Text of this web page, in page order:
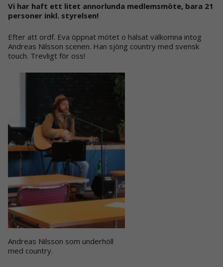
Vi har haft ett litet annorlunda medlemsmöte, bara 21
personer inkl. styrelsen!
Efter att ordf. Eva öppnat mötet o hälsat välkomna intog
Andreas Nilsson scenen. Han sjöng country med svensk
touch. Trevligt för oss!
Andreas Nilsson som underhöll
med country.